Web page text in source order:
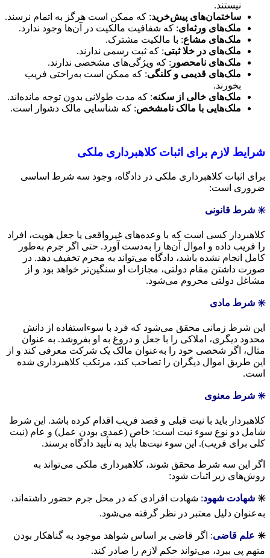
نیستند.
ساختمان‌های پیش‌خرید: که ممکن است هرگز به اتمام نرسند.
ملک‌های ورثه‌ای: که شفافیت مالکیت در آن‌ها وجود ندارد.
ملک‌های مشاع: با مالکیت مشترک.
ملک‌های در خلا ثبتی: که ثبت رسمی ندارند.
ملک‌های نامحصور : که ویژگی‌های مشخصی ندارند.
ملک‌های قدیمی و کلنگی: که ممکن است به‌راحتی فریب
بخورند.
ملک‌های خالی از سکنه: که مدت طولانی بدون توجه مانده‌اند.
ملک‌هایی با مالک نامشخص: که شناسایی مالک دشوار است.
شرایط لازم برای اثبات کلاهبرداری ملکی
برای اثبات کلاهبرداری ملکی در دادگاه، وجود سه شرط اساسی
ضروری است:
✳️ شرط قانونی
کلاهبردار کسی است که با وعده‌های غیرواقعی یا جعل هویت، افراد
را فریب داده و اموال آن‌ها را به‌دست آورد. حتی اگر جرم به‌طور
کامل انجام نشده باشد، دادگاه می‌تواند به مجرم تخفیف دهد. در
صورت داشتن مقام دولتی، مجازات او سنگین‌تر خواهد بود و از
مشاغل دولتی محروم می‌شود.
✳️ شرط مادی
این شرط زمانی محقق می‌شود که فرد با سوءاستفاده از دانش
محدود دیگری، املاکی را با جعل و دروغ به او بفروشد. به عنوان
مثال، اگر شخصی خود را به‌عنوان مالک یک شرکت معرفی کند و از
این طریق اموال دیگران را تصاحب کند، مرتکب کلاهبرداری شده
است.
✳️ شرط معنوی
کلاهبردار باید با نیت قبلی و قصد فریب اقدام کرده باشد. این شرط
شامل دو نوع سوء نیت است: خاص (عمدی بودن عمل) و عام (نیت
کلی برای فریب). این سوء نیت‌ها باید به تأیید دادگاه برسند.
اگر این سه شرط محقق شوند، کلاهبرداری ملکی می‌تواند به
روش‌های زیر اثبات شود:
✳️ شهادت شهود: شهادت افرادی که در محل جرم حضور داشته‌اند،
به‌عنوان دلیل معتبر در نظر گرفته می‌شود.
✳️ علم قاضی: اگر قاضی بر اساس شواهد موجود به گناهکار بودن
متهم پی ببرد، می‌تواند حکم لازم را صادر کند.